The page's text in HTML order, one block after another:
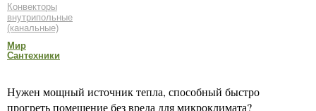
Конвекторы
внутрипольные
(канальные)
Мир
Сантехники
Нужен мощный источник тепла, способный быстро
прогреть помещение без вреда для микроклимата?